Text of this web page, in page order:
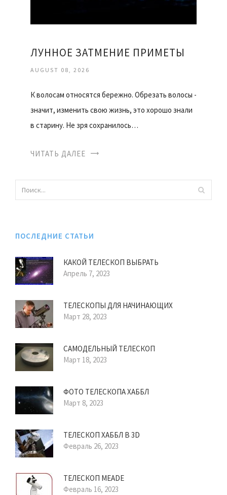
ЛУННОЕ ЗАТМЕНИЕ ПРИМЕТЫ
AUGUST 08, 2026
К волосам относятся бережно. Обрезать волосы -
значит, изменить свою жизнь, это хорошо знали
в старину. Не зря сохранилось…
ЧИТАТЬ ДАЛЕЕ
ПОСЛЕДНИЕ СТАТЬИ
КАКОЙ ТЕЛЕСКОП ВЫБРАТЬ
Апрель 7, 2023
ТЕЛЕСКОПЫ ДЛЯ НАЧИНАЮЩИХ
Март 28, 2023
САМОДЕЛЬНЫЙ ТЕЛЕСКОП
Март 18, 2023
ФОТО ТЕЛЕСКОПА ХАББЛ
Март 8, 2023
ТЕЛЕСКОП ХАББЛ В 3D
Февраль 26, 2023
ТЕЛЕСКОП MEADE
Февраль 16, 2023